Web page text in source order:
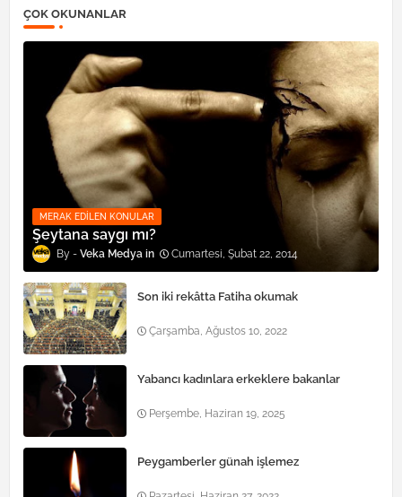
ÇOK OKUNANLAR
MERAK EDILEN KONULAR
Şeytana saygı mı?
Veka Medya Cumartesi, Şubat 22, 2014
Son iki rekâtta Fatiha okumak
Çarşamba, Ağustos 10, 2022
Yabancı kadınlara erkeklere bakanlar
Perşembe, Haziran 19, 2025
Peygamberler günah işlemez